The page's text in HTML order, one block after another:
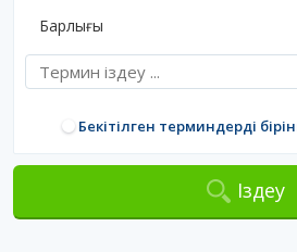
Барлығы
Бекітілген терминдерді
Іздеу